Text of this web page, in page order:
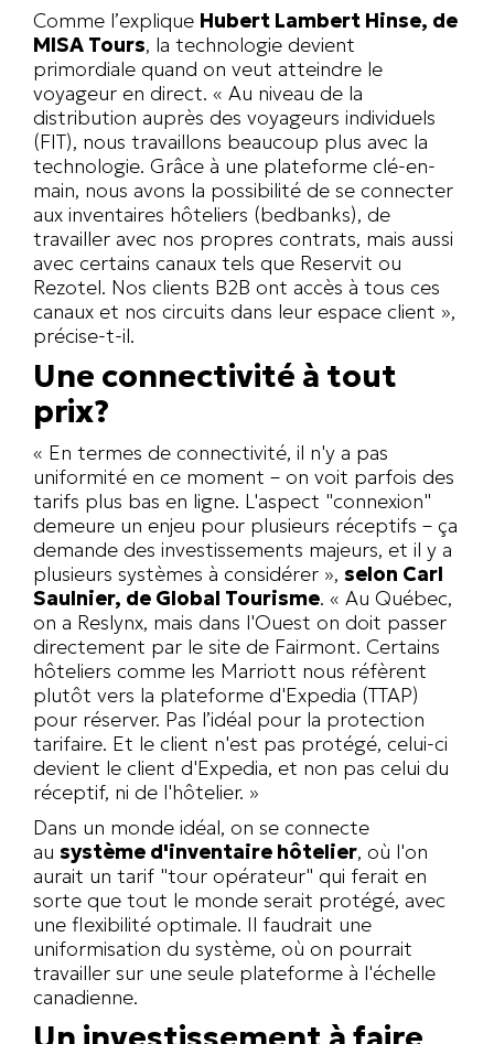
Comme l’explique Hubert Lambert Hinse, de
MISA Tours, la technologie devient
primordiale quand on veut atteindre le
voyageur en direct. « Au niveau de la
distribution auprès des voyageurs individuels
(FIT), nous travaillons beaucoup plus avec la
technologie. Grâce à une plateforme clé-en-
main, nous avons la possibilité de se connecter
aux inventaires hôteliers (bedbanks), de
travailler avec nos propres contrats, mais aussi
avec certains canaux tels que Reservit ou
Rezotel. Nos clients B2B ont accès à tous ces
canaux et nos circuits dans leur espace client »,
précise-t-il.
Une connectivité à tout
prix?
« En termes de connectivité, il n'y a pas
uniformité en ce moment – on voit parfois des
tarifs plus bas en ligne. L'aspect "connexion"
demeure un enjeu pour plusieurs réceptifs – ça
demande des investissements majeurs, et il y a
plusieurs systèmes à considérer », selon Carl
Saulnier, de Global Tourisme. « Au Québec,
on a Reslynx, mais dans l'Ouest on doit passer
directement par le site de Fairmont. Certains
hôteliers comme les Marriott nous réfèrent
plutôt vers la plateforme d'Expedia (TTAP)
pour réserver. Pas l’idéal pour la protection
tarifaire. Et le client n'est pas protégé, celui-ci
devient le client d'Expedia, et non pas celui du
réceptif, ni de l'hôtelier. »
Dans un monde idéal, on se connecte
au système d'inventaire hôtelier, où l'on
aurait un tarif "tour opérateur" qui ferait en
sorte que tout le monde serait protégé, avec
une flexibilité optimale. Il faudrait une
uniformisation du système, où on pourrait
travailler sur une seule plateforme à l'échelle
canadienne.